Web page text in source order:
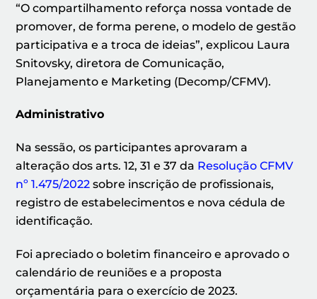
“O compartilhamento reforça nossa vontade de
promover, de forma perene, o modelo de gestão
participativa e a troca de ideias”, explicou Laura
Snitovsky, diretora de Comunicação,
Planejamento e Marketing (Decomp/CFMV).
Administrativo
Na sessão, os participantes aprovaram a
alteração dos arts. 12, 31 e 37 da Resolução CFMV
nº 1.475/2022 sobre inscrição de profissionais,
registro de estabelecimentos e nova cédula de
identificação.
Foi apreciado o boletim financeiro e aprovado o
calendário de reuniões e a proposta
orçamentária para o exercício de 2023.